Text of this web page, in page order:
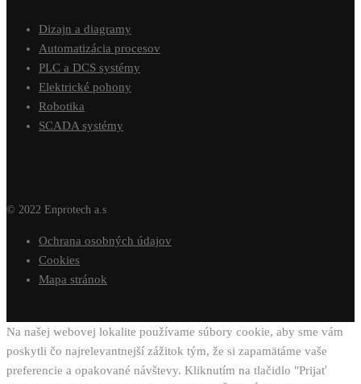
Dizajn a diagramy
Automatizácia procesov
PLC a DCS systémy
Elektrické pohony
Robotika
SCADA systémy
© 2022 Enprotech a.s
Ochrana osobných údajov
Cookies
Mapa stránok
Na našej webovej lokalite používame súbory cookie, aby sme vám
poskytli čo najrelevantnejší zážitok tým, že si zapamätáme vaše
preferencie a opakované návštevy. Kliknutím na tlačidlo "Prijať